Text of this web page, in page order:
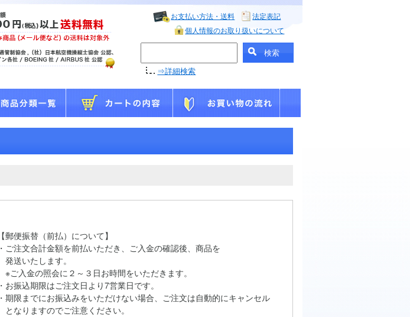
お支払い方法・送料
法定表記
個人情報のお取り扱いについて
⇒詳細検索
【郵便振替（前払）について】
・ご注文合計金額を前払いただき、ご入金の確認後、商品を
発送いたします。
※ご入金の照会に２～３日お時間をいただきます。
・お振込期限はご注文日より7営業日です。
・期限までにお振込みをいただけない場合、ご注文は自動的にキャンセル
となりますのでご注意ください。